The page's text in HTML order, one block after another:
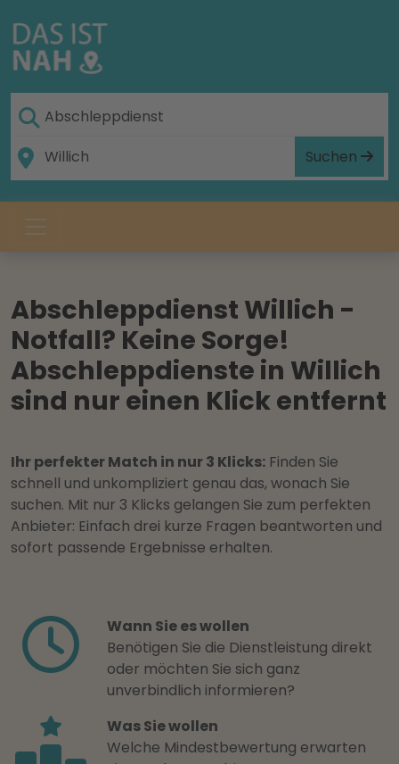
Suchen
Abschleppdienst Willich -
Notfall? Keine Sorge!
Abschleppdienste in Willich
sind nur einen Klick entfernt
Ihr perfekter Match in nur 3 Klicks: Finden Sie
schnell und unkompliziert genau das, wonach Sie
suchen. Mit nur 3 Klicks gelangen Sie zum perfekten
Anbieter: Einfach drei kurze Fragen beantworten und
sofort passende Ergebnisse erhalten.
Wann Sie es wollen
Benötigen Sie die Dienstleistung direkt
oder möchten Sie sich ganz
unverbindlich informieren?
Was Sie wollen
Welche Mindestbewertung erwarten